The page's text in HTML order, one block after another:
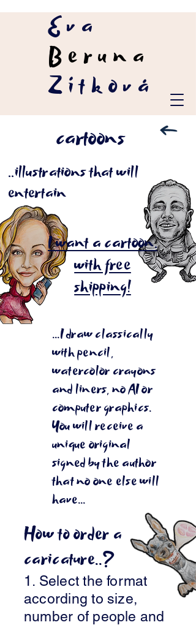
Eva
Beruna
Zítková
cartoons
..illustrations that will
entertain
...I draw classically
with pencil,
watercolor crayons
and liners, no AI or
computer graphics.
You will receive a
unique original
signed by the author
that no one else will
have...
I want a cartoon.
with free
shipping!
How to order a
caricature..?
1. Select the format
according to size,
number of people and